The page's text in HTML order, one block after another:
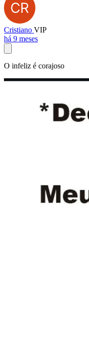
Cristiano VIP
há 9 meses
O infeliz é corajoso